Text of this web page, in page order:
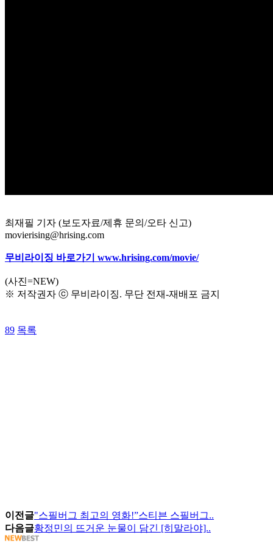
최재필 기자 (보도자료/제휴 문의/오타 신고)
movierising@hrising.com
무비라이징 바로가기 www.hrising.com/movie/
(사진=NEW)
※ 저작권자 ⓒ 무비라이징. 무단 전재-재배포 금지
89 목록
이전글"스필버그 최고의 영화!”스티븐 스필버그..
다음글황정민의 뜨거운 눈물이 담긴 [히말라야]..